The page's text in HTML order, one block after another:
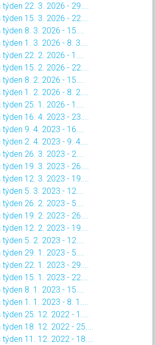
22. 3. 2026 - 29....
15. 3. 2026 - 22....
8. 3. 2026 - 15....
1. 3. 2026 - 8. 3....
22. 2. 2026 - 1....
15. 2. 2026 - 22....
8. 2. 2026 - 15....
1. 2. 2026 - 8. 2....
25. 1. 2026 - 1....
16. 4. 2023 - 23....
9. 4. 2023 - 16....
2. 4. 2023 - 9. 4....
26. 3. 2023 - 2....
19. 3. 2023 - 26....
12. 3. 2023 - 19....
5. 3. 2023 - 12....
26. 2. 2023 - 5....
19. 2. 2023 - 26....
12. 2. 2023 - 19....
5. 2. 2023 - 12....
29. 1. 2023 - 5....
22. 1. 2023 - 29....
15. 1. 2023 - 22....
8. 1. 2023 - 15....
1. 1. 2023 - 8. 1....
25. 12. 2022 - 1....
18. 12. 2022 - 25....
11. 12. 2022 - 18....